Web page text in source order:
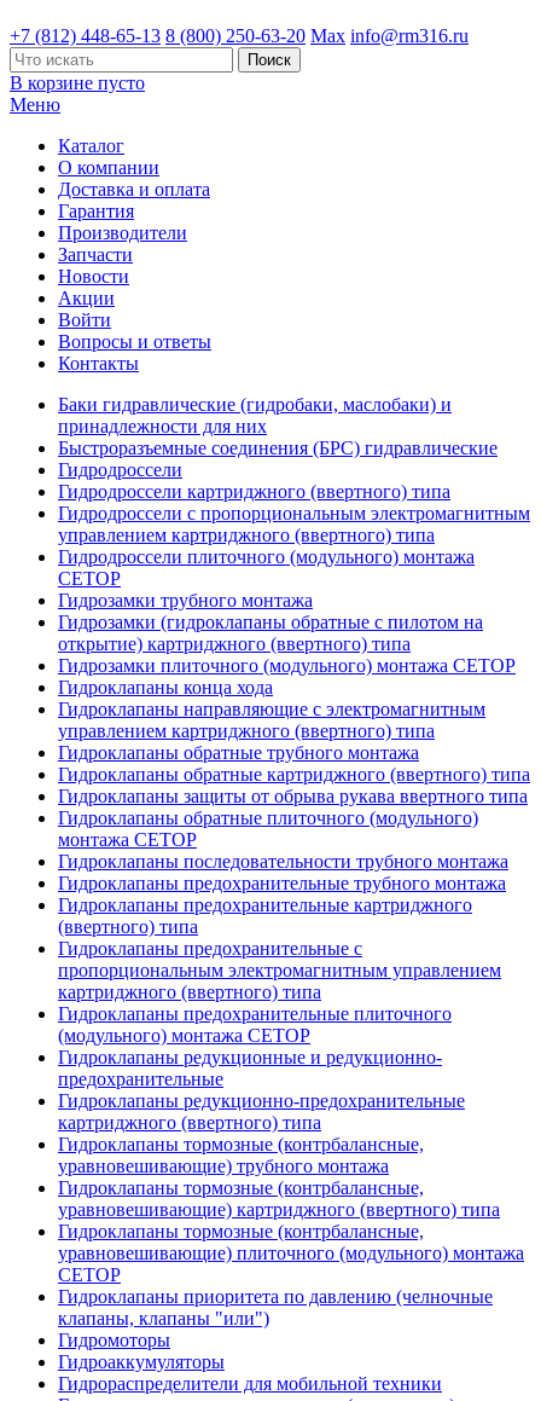
+7 (812) 448-65-13 8 (800) 250-63-20 Max info@rm316.ru
В корзине пусто
Меню
Каталог
О компании
Доставка и оплата
Гарантия
Производители
Запчасти
Новости
Акции
Войти
Вопросы и ответы
Контакты
Баки гидравлические (гидробаки, маслобаки) и
принадлежности для них
Быстроразъемные соединения (БРС) гидравлические
Гидродроссели
Гидродроссели картриджного (ввертного) типа
Гидродроссели с пропорциональным электромагнитным
управлением картриджного (ввертного) типа
Гидродроссели плиточного (модульного) монтажа
CETOP
Гидрозамки трубного монтажа
Гидрозамки (гидроклапаны обратные с пилотом на
открытие) картриджного (ввертного) типа
Гидрозамки плиточного (модульного) монтажа CETOP
Гидроклапаны конца хода
Гидроклапаны направляющие с электромагнитным
управлением картриджного (ввертного) типа
Гидроклапаны обратные трубного монтажа
Гидроклапаны обратные картриджного (ввертного) типа
Гидроклапаны защиты от обрыва рукава ввертного типа
Гидроклапаны обратные плиточного (модульного)
монтажа CETOP
Гидроклапаны последовательности трубного монтажа
Гидроклапаны предохранительные трубного монтажа
Гидроклапаны предохранительные картриджного
(ввертного) типа
Гидроклапаны предохранительные с
пропорциональным электромагнитным управлением
картриджного (ввертного) типа
Гидроклапаны предохранительные плиточного
(модульного) монтажа CETOP
Гидроклапаны редукционные и редукционно-
предохранительные
Гидроклапаны редукционно-предохранительные
картриджного (ввертного) типа
Гидроклапаны тормозные (контрбалансные,
уравновешивающие) трубного монтажа
Гидроклапаны тормозные (контрбалансные,
уравновешивающие) картриджного (ввертного) типа
Гидроклапаны тормозные (контрбалансные,
уравновешивающие) плиточного (модульного) монтажа
CETOP
Гидроклапаны приоритета по давлению (челночные
клапаны, клапаны "или")
Гидромоторы
Гидроаккумуляторы
Гидрораспределители для мобильной техники